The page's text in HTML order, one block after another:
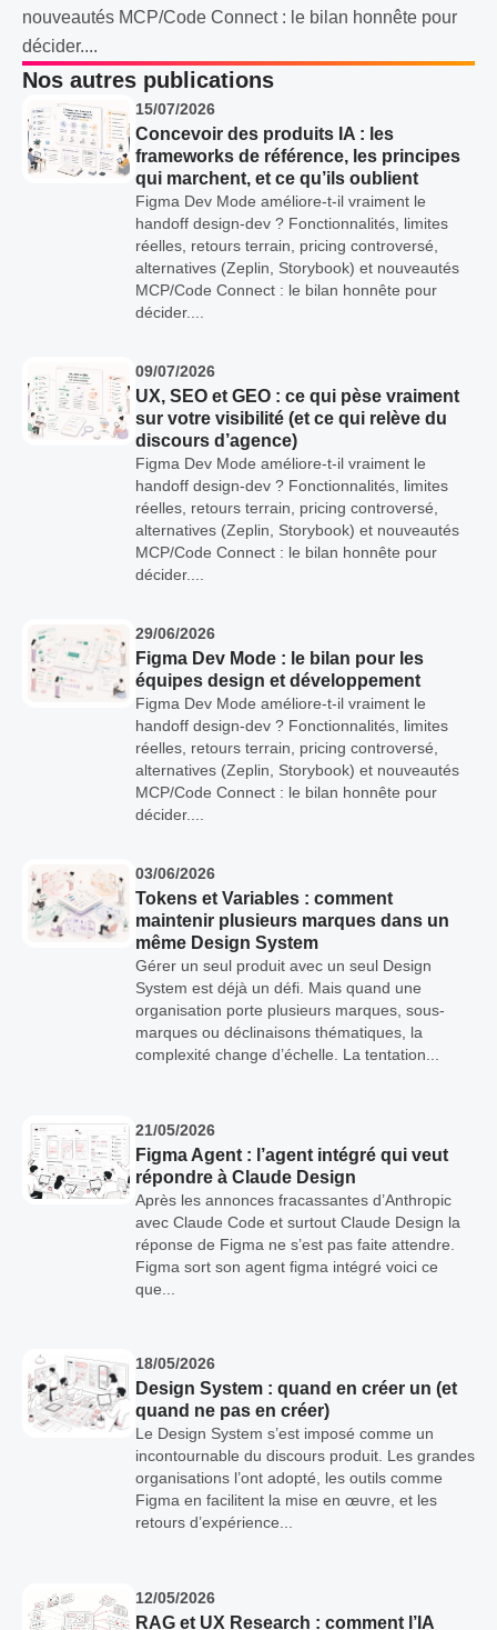
nouveautés MCP/Code Connect : le bilan honnête pour
décider....
Nos autres publications
15/07/2026
Concevoir des produits IA : les
frameworks de référence, les principes
qui marchent, et ce qu’ils oublient
Figma Dev Mode améliore-t-il vraiment le
handoff design-dev ? Fonctionnalités, limites
réelles, retours terrain, pricing controversé,
alternatives (Zeplin, Storybook) et nouveautés
MCP/Code Connect : le bilan honnête pour
décider....
09/07/2026
UX, SEO et GEO : ce qui pèse vraiment
sur votre visibilité (et ce qui relève du
discours d’agence)
Figma Dev Mode améliore-t-il vraiment le
handoff design-dev ? Fonctionnalités, limites
réelles, retours terrain, pricing controversé,
alternatives (Zeplin, Storybook) et nouveautés
MCP/Code Connect : le bilan honnête pour
décider....
29/06/2026
Figma Dev Mode : le bilan pour les
équipes design et développement
Figma Dev Mode améliore-t-il vraiment le
handoff design-dev ? Fonctionnalités, limites
réelles, retours terrain, pricing controversé,
alternatives (Zeplin, Storybook) et nouveautés
MCP/Code Connect : le bilan honnête pour
décider....
03/06/2026
Tokens et Variables : comment
maintenir plusieurs marques dans un
même Design System
Gérer un seul produit avec un seul Design
System est déjà un défi. Mais quand une
organisation porte plusieurs marques, sous-
marques ou déclinaisons thématiques, la
complexité change d’échelle. La tentation...
21/05/2026
Figma Agent : l’agent intégré qui veut
répondre à Claude Design
Après les annonces fracassantes d’Anthropic
avec Claude Code et surtout Claude Design la
réponse de Figma ne s’est pas faite attendre.
Figma sort son agent figma intégré voici ce
que...
18/05/2026
Design System : quand en créer un (et
quand ne pas en créer)
Le Design System s’est imposé comme un
incontournable du discours produit. Les grandes
organisations l’ont adopté, les outils comme
Figma en facilitent la mise en œuvre, et les
retours d’expérience...
12/05/2026
RAG et UX Research : comment l’IA